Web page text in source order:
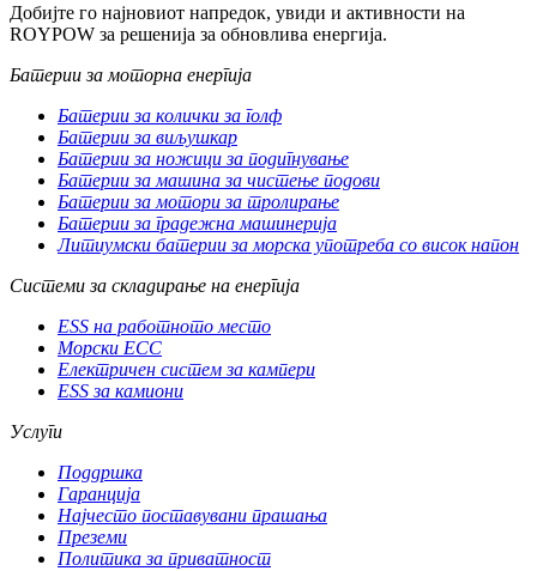
Добијте го најновиот напредок, увиди и активности на
ROYPOW за решенија за обновлива енергија.
Батерии за моторна енергија
Батерии за колички за голф
Батерии за виљушкар
Батерии за ножици за подигнување
Батерии за машина за чистење подови
Батерии за мотори за тролирање
Батерии за градежна машинерија
Литиумски батерии за морска употреба со висок напон
Системи за складирање на енергија
ESS на работното место
Морски ЕСС
Електричен систем за кампери
ESS за камиони
Услуги
Поддршка
Гаранција
Најчесто поставувани прашања
Преземи
Политика за приватност